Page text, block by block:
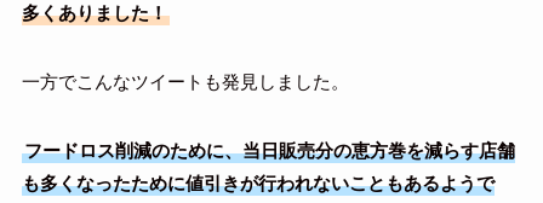
多くありました！
一方でこんなツイートも発見しました。
フードロス削減のために、当日販売分の恵方巻を減らす店舗
も多くなったために値引きが行われないこともあるようで